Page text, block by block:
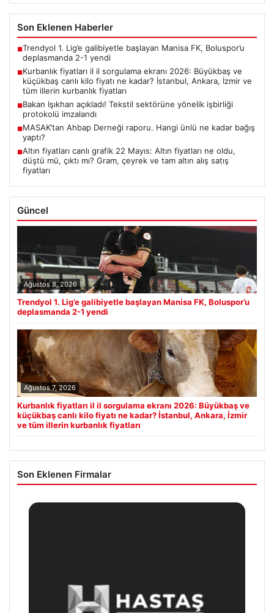
Son Eklenen Haberler
■Trendyol 1. Lig’e galibiyetle başlayan Manisa FK, Boluspor’u
deplasmanda 2-1 yendi
■Kurbanlık fiyatları il il sorgulama ekranı 2026: Büyükbaş ve
küçükbaş canlı kilo fiyatı ne kadar? İstanbul, Ankara, İzmir ve
tüm illerin kurbanlık fiyatları
■Bakan Işıkhan açıkladı! Tekstil sektörüne yönelik işbirliği
protokolü imzalandı
■MASAK’tan Ahbap Derneği raporu. Hangi ünlü ne kadar bağış
yaptı?
■Altın fiyatları canlı grafik 22 Mayıs: Altın fiyatları ne oldu,
düştü mü, çıktı mı? Gram, çeyrek ve tam altın alış satış
fiyatları
Güncel
Ağustos 8, 2026
Trendyol 1. Lig’e galibiyetle başlayan Manisa FK, Boluspor’u
deplasmanda 2-1 yendi
Ağustos 7, 2026
Kurbanlık fiyatları il il sorgulama ekranı 2026: Büyükbaş ve
küçükbaş canlı kilo fiyatı ne kadar? İstanbul, Ankara, İzmir
ve tüm illerin kurbanlık fiyatları
Son Eklenen Firmalar